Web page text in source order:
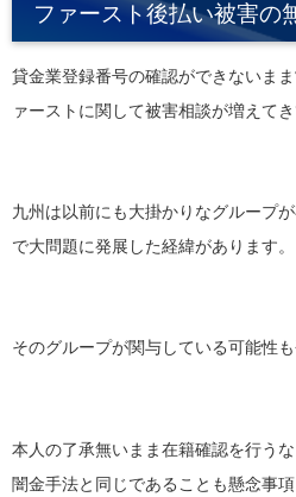
ファースト後払い被害の
貸金業登録番号の確認ができないま
ァーストに関して被害相談が増えてき
九州は以前にも大掛かりなグループ
で大問題に発展した経緯があります。
そのグループが関与している可能性も
本人の了承無いまま在籍確認を行う
闇金手法と同じであることも懸念事項